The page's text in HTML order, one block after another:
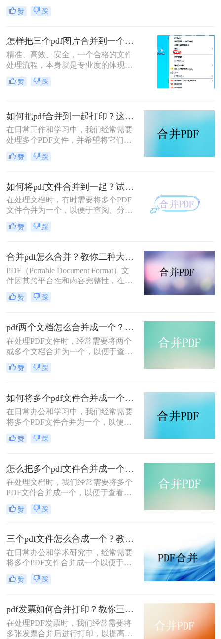
为一名从事电脑办公软件测评多年的
博主，小编经常被粉丝问到：“怎么
背后却藏着效率的巨大分水岭。职场
办公人群和自媒体创作者们，常常陷
入信息碎片化、操作繁琐和安全隐忧
的困境。
赞 踩
怎样把三个pdf图片合并到一个文件？三招搞定，职场效率飙升秘籍！
精准、高效、安全，一个合格的文件
处理流程，本身就是专业度的体现。
在信息爆炸的职场，我们每天都要与
海量文档打交道。你是否也经常遇到
PDF，或是三份散乱的报告图表
PDF，急需你整理成一个规整的文件
进行提交或归档？
赞 踩
如何把pdf合并到一起打印？这4种合并方法了解一下！
在日常工作和学习中，我们经常需要
处理多个PDF文件，并希望将它们合
并成一个文件进行打印，以便于管理
和节省纸张。那么如何把pdf合并到一
合并PDF文件并打印，每种方法都附
有简介。
赞 踩
如何将pdf文件合并到一起？试试这二个合并方法！
在处理文档时，有时需要将多个PDF
文件合并为一个，以便于查阅、分享
或存储。那么如何将pdf文件合并到一
起呢？本文将介绍两种合并PDF文件
赞 踩
合并pdf怎么合并？教你二种大家都在用的合并方法！
PDF（Portable Document Format）文
件因其跨平台性和内容完整性，在日
常办公和学习中得到了广泛应用。有
时，我们需要将多个PDF文件合并为
么合并pdf怎么合并呢？本文将介绍两
种常见的PDF合并方法。
赞 踩
pdf两个文档怎么合并成一个？这4种合并方法快来看看！
在处理PDF文件时，经常需要将两个
或多个文档合并为一个，以便于查
阅、分享或存档。那么pdf两个文档怎
么合并成一个呢？本文将介绍四种常
赞 踩
如何将多个pdf文件合并成一个？这3种方法轻松合并文件！
在日常办公和学习中，我们经常需要
将多个PDF文件合并为一个，以便于
分享、存储和管理。那么如何将多个
pdf文件合并成一个呢？本文将介绍四
法，帮助您轻松完成PDF文件的合并
任务。
赞 踩
怎么把多个pdf文件合并成一个？试试看这二种转换方式！
在处理文档时，我们经常需要将多个
PDF文件合并成一个，以便于查看、
传输和存档。那么怎么把多个pdf文件
合并成一个呢？本文将介绍两种常用
PDF合并任务。
赞 踩
三个pdf文件怎么合成一个？教你4种大家都在用方法！
在日常办公和学术研究中，经常需要
将多个PDF文件合并成一个以便于管
理和分享。那么三个pdf文件怎么合成
一个呢？本文将介绍四种将三个PDF
赞 踩
pdf发票如何合并打印？教你三种简单合并方法！
在处理PDF发票时，我们经常需要将
多张发票合并后进行打印，以提高工